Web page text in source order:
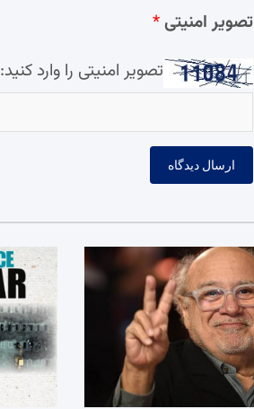
تصویر امنیتی*
تصویر امنیتی را وارد کنید: